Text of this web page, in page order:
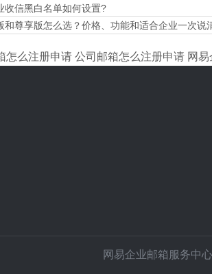
收信黑白名单如何设置?
和尊享版怎么选？价格、功能和适合企业一次说
怎么注册申请 公司邮箱怎么注册申请 网
网易企业邮箱服务